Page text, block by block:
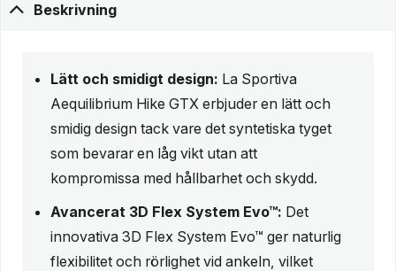
Beskrivning
Lätt och smidigt design: La Sportiva
Aequilibrium Hike GTX erbjuder en lätt och
smidig design tack vare det syntetiska tyget
som bevarar en låg vikt utan att
kompromissa med hållbarhet och skydd.
Avancerat 3D Flex System Evo™: Det
innovativa 3D Flex System Evo™ ger naturlig
flexibilitet och rörlighet vid ankeln, vilket